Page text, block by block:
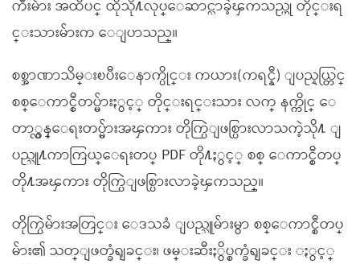
ကီးမ်ား အထိပင္ ထိုသို႔လုပ္ေဆာင္လာခဲ့ၾကသည္ဟု တိုင္းရ
င္းသားမ်ားက ေျပာသည္။
စစ္အာဏာသိမ္းၿပီးေနာက္ပိုင္း ကယား(ကရင္နီ) ျပည္နယ္တြင္
စစ္ေကာင္စီတပ္မ်ားႏွင့္ တိုင္းရင္းသား လက္ နက္ကိုင္ ေ
တာ္လွန္ေရးတပ္မ်ားအၾကား တိုက္ပြဲျဖစ္ပြားလာသကဲ့သို႔ ျ
ပည္သူ႔ကာကြယ္ေရးတပ္ PDF တို႔ႏွင့္ စစ္ ေကာင္စီတပ္
တို႔အၾကား တိုက္ပြဲျဖစ္ပြားလာခဲ့ၾကသည္။
တိုက္ပြဲမ်ားအတြင္း ေဒသခံ ျပည္သူမ်ားမွာ စစ္ေကာင္စီတပ္
မ်ား၏ သတ္ျဖတ္ခံရျခင္း၊ ဖမ္းဆီးႏွိပ္စက္ခံရျခင္း ႏွင့္